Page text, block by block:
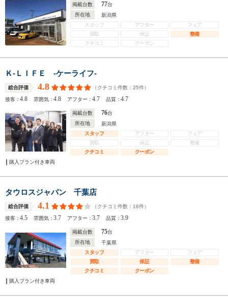
掲載台数 77台
所在地
新潟県
スタッフ
アフター
フェア
買取
保証
整備
クチコミ
クーポン
Ｋ‐ＬＩＦＥ ‐ケーライフ‐
総合評価 4.8 （クチコミ件数： 25件）
接客：4.8 雰囲気：4.8 アフター：4.7 品質：4.7
掲載台数 76台
所在地
新潟県
スタッフ
アフター
フェア
買取
保証
整備
クチコミ
クーポン
購入プラン付き車両
タウロスジャパン 千葉店
総合評価 4.1 （クチコミ件数： 16件）
接客：4.5 雰囲気：3.7 アフター：3.7 品質：3.9
掲載台数 75台
所在地
千葉県
スタッフ
アフター
フェア
買取
保証
整備
クチコミ
クーポン
購入プラン付き車両